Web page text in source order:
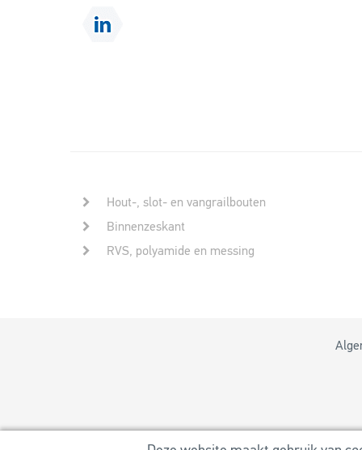
Hout-, slot- en vangrailbouten
Binnenzeskant
RVS, polyamide en messing